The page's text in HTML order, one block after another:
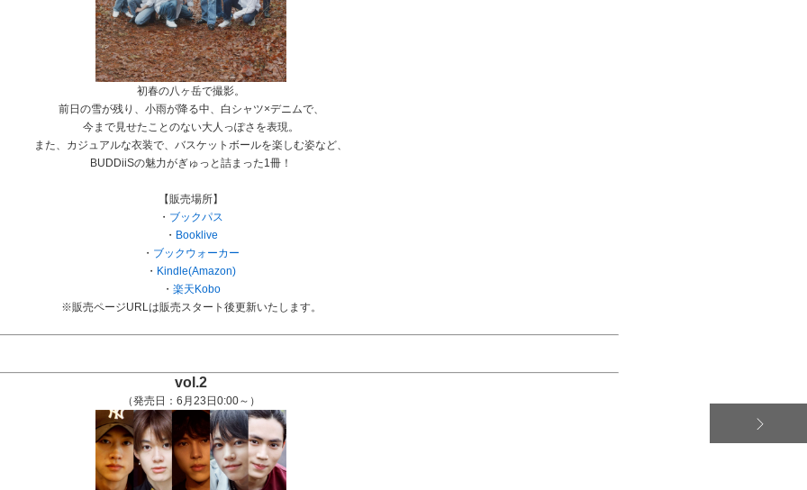
初春の八ヶ岳で撮影。
前日の雪が残り、小雨が降る中、白シャツ×デニムで、
今まで見せたことのない大人っぽさを表現。
また、カジュアルな衣装で、バスケットボールを楽しむ姿など、
BUDDiiSの魅力がぎゅっと詰まった1冊！
【販売場所】
・ ブックパス
・ Booklive
・ ブックウォーカー
・ Kindle(Amazon)
・ 楽天Kobo
※販売ページURLは販売スタート後更新いたします。
vol.2
（発売日：6月23日0:00～）